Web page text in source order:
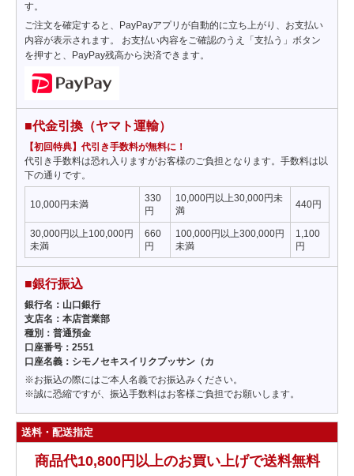
す。
ご注文を確定すると、PayPayアプリが自動的に立ち上がり、お支払い
内容が表示されます。 お支払い内容をご確認のうえ「支払う」ボタン
を押すと、PayPay残高から決済できます。
■代金引換（ヤマト運輸）
【初回特典】代引き手数料が無料に！
代引き手数料は恐れ入りますがお客様のご負担となります。手数料は以
下の通りです。
10,000円未満
330
円
10,000円以上30,000円未
満
440円
30,000円以上100,000円
未満
660
円
100,000円以上300,000円
未満
1,100
円
■銀行振込
銀行名：山口銀行
支店名：本店営業部
種別：普通預金
口座番号：2551
口座名義：シモノセキスイリクブッサン（カ
※お振込の際にはご本人名義でお振込みください。
※誠に恐縮ですが、振込手数料はお客様ご負担でお願いします。
送料・配送指定
商品代10,800円以上のお買い上げで送料無料